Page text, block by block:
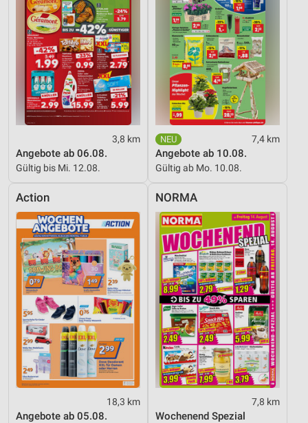
3,8 km
Angebote ab 06.08.
Gültig bis Mi. 12.08.
7,4 km
Angebote ab 10.08.
Gültig ab Mo. 10.08.
Action
18,3 km
Angebote ab 05.08.
NORMA
7,8 km
Wochenend Spezial